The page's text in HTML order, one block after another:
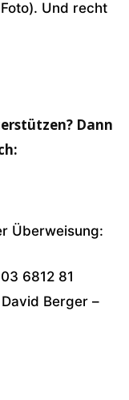
Und recht
Dann
Überweisung:
6812 81
Berger –